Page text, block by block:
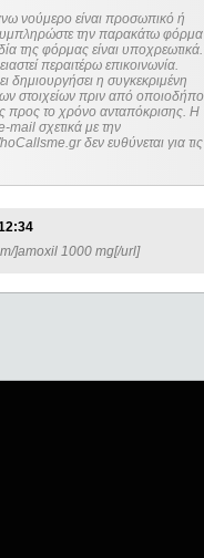
νούμερο είναι προσωπικό ή
την παρακάτω φόρμα
της φόρμας είναι υποχρεωτικά.
περαιτέρω επικοινωνία.
η συγκεκριμένη
προς το χρόνο ανταπόκρισης. Η
σχετικά με την
δεν ευθύνεται για τις
]amoxil 1000 mg[/url]